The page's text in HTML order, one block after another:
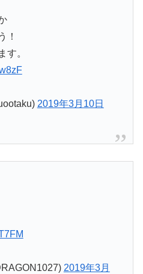
！
す。
2019年3月10日
2019年3月